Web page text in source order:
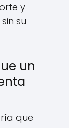
y
su
un
que